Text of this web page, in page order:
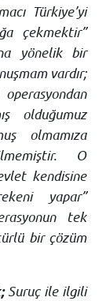
Türkiye’yi
çekmektir”
yönelik bir
vardır;
olduğumuz
olmamıza
O
kendisine
yapar”
tek
bir çözüm
Suruç ile ilgili